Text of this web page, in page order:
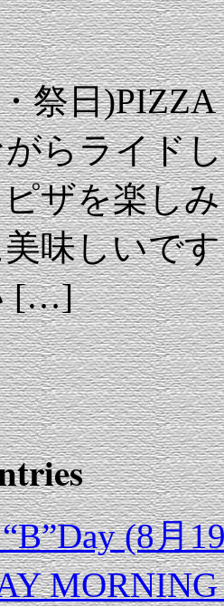
祭日
らライド
ザを楽し
味しいで
[…]
(8月